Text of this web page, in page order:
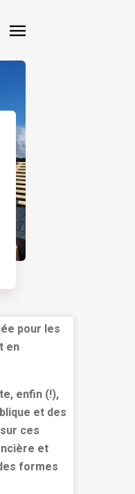
pour les
en
enfin (!),
et des
ces
et
formes